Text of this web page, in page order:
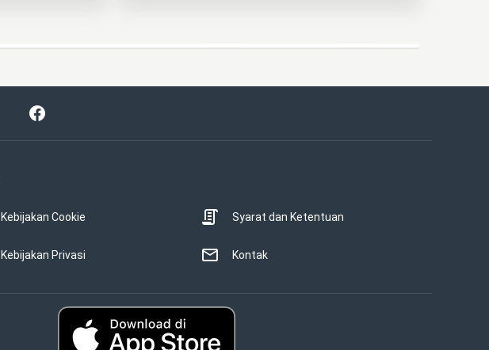
Kebijakan Cookie
Kebijakan Privasi
Syarat dan Ketentuan
Kontak